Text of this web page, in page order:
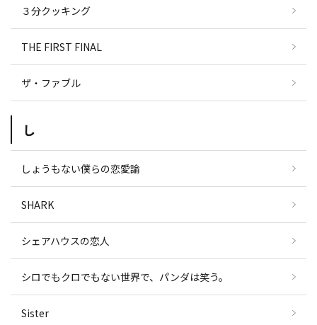
３分クッキング
THE FIRST FINAL
ザ・ファブル
し
しょうもない僕らの恋愛論
SHARK
シェアハウスの恋人
シロでもクロでもない世界で、パンダは笑う。
Sister